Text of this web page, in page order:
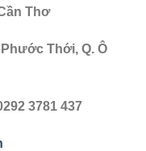
Thơ
Thới, Q. Ô
3781 437